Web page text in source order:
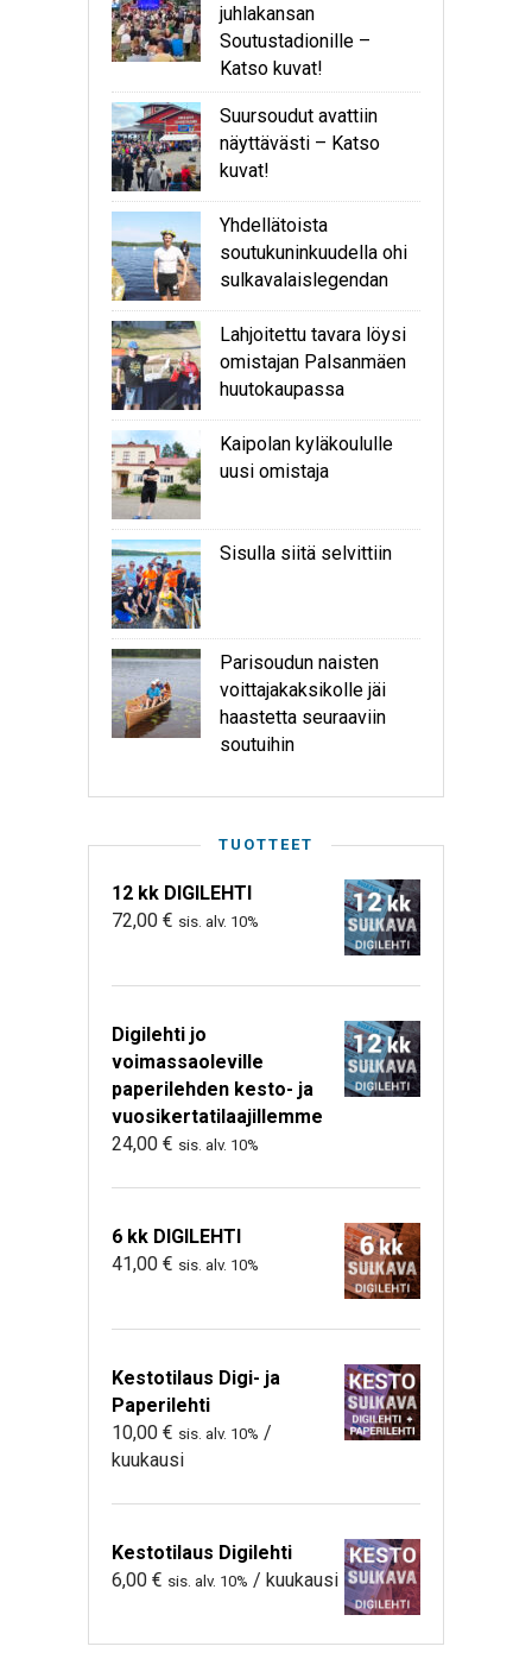
juhlakansan
Soutustadionille –
Katso kuvat!
Suursoudut avattiin
näyttävästi – Katso
kuvat!
Yhdellätoista
soutukuninkuudella ohi
sulkavalaislegendan
Lahjoitettu tavara löysi
omistajan Palsanmäen
huutokaupassa
Kaipolan kyläkoululle
uusi omistaja
Sisulla siitä selvittiin
Parisoudun naisten
voittajakaksikolle jäi
haastetta seuraaviin
soutuihin
TUOTTEET
12 kk DIGILEHTI
72,00 € sis. alv. 10%
Digilehti jo
voimassaoleville
paperilehden kesto- ja
vuosikertatilaajillemme
24,00 € sis. alv. 10%
6 kk DIGILEHTI
41,00 € sis. alv. 10%
Kestotilaus Digi- ja
Paperilehti
10,00 € sis. alv. 10% /
kuukausi
Kestotilaus Digilehti
6,00 € sis. alv. 10% / kuukausi